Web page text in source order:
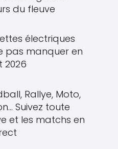
du fleuve
électriques
pas manquer en
2026
Rallye, Moto,
Suivez toute
et les matchs en